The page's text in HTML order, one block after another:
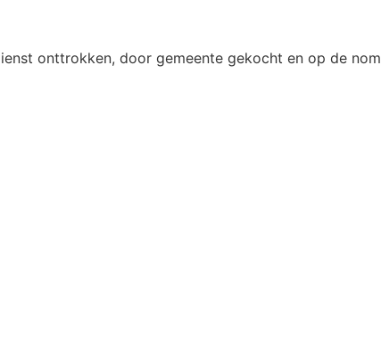
onttrokken, door gemeente gekocht en op de